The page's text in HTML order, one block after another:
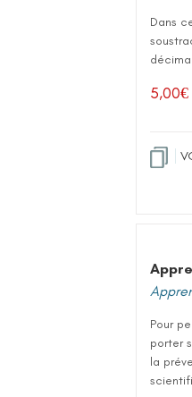
Dans
5,00€
Pour
porter
la